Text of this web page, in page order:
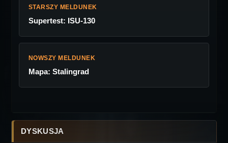
STARSZY MELDUNEK
Supertest: ISU-130
NOWSZY MELDUNEK
Mapa: Stalingrad
DYSKUSJA